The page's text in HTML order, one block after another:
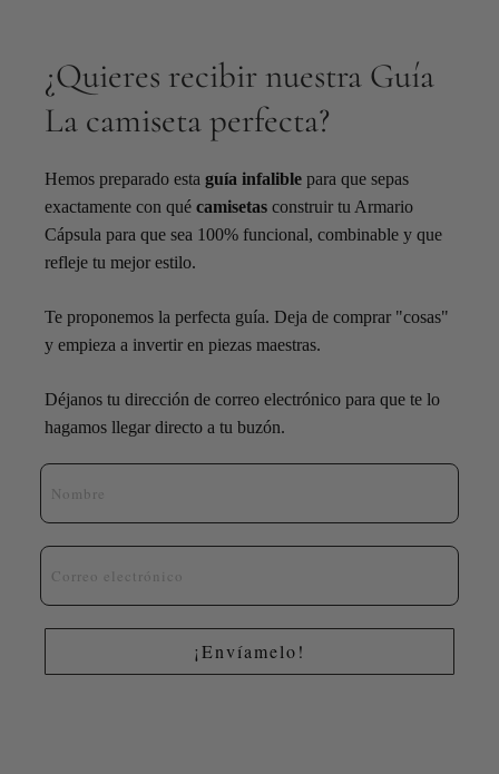
¿Quieres recibir nuestra Guía
La camiseta perfecta?​
Hemos preparado esta guía infalible para que sepas
exactamente con qué camisetas construir tu Armario
Cápsula para que sea 100% funcional, combinable y que
refleje tu mejor estilo.
Te proponemos la perfecta guía. Deja de comprar "cosas"
y empieza a invertir en piezas maestras.
Déjanos tu dirección de correo electrónico para que te lo
hagamos llegar directo a tu buzón.
Nombre
Email
¡Envíamelo!